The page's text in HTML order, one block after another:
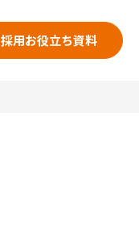
採用お役立ち資料